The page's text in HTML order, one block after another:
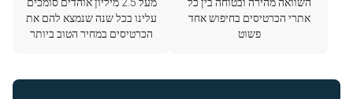
אתרי הכרטיסים בחיפוש אחד
פשוט
עלינו בכל שנה שנמצא להם את
הכרטיסים במחיר הטוב ביותר